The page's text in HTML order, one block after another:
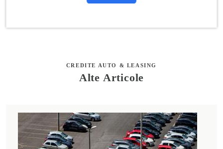
CREDITE AUTO & LEASING
Alte Articole